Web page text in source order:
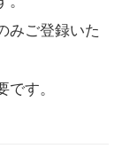
みご登録いた
す。